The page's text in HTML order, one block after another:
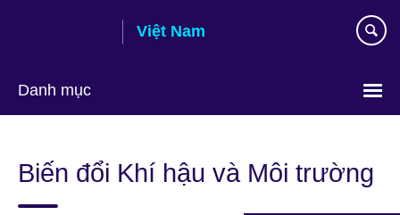
Việt Nam
Danh mục
language
Biến đổi Khí hậu và Môi trường